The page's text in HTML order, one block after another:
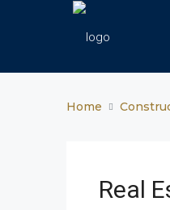
Home
Real